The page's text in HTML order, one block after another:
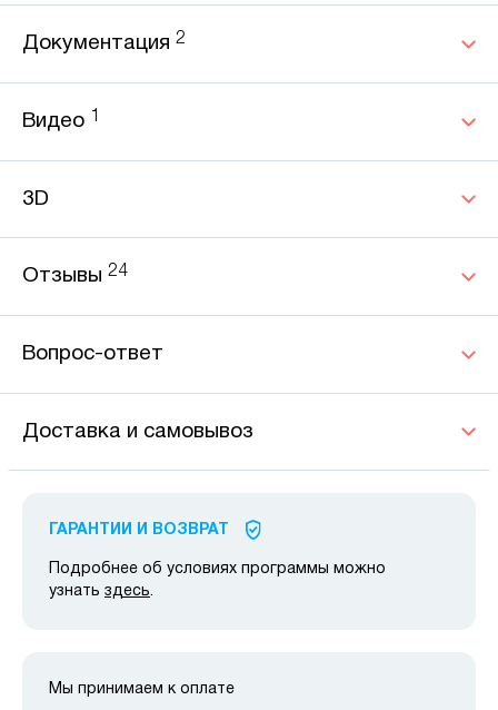
Документация 2
Видео
3D
Отзывы 24
Вопрос-ответ
Доставка и самовывоз
ГАРАНТИИ И ВОЗВРАТ
Подробнее об условиях программы можно
узнать здесь.
Мы принимаем к оплате